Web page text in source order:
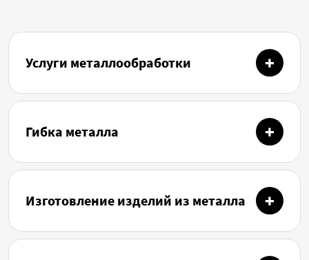
Услуги металлообработки
Гибка металла
Изготовление изделий из металла